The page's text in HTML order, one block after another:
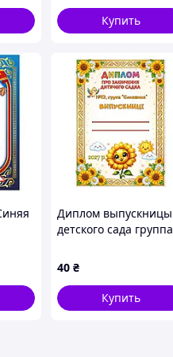
Купить
м2
Диплом выпускницы
детского сада группа
40 ₴
Купить